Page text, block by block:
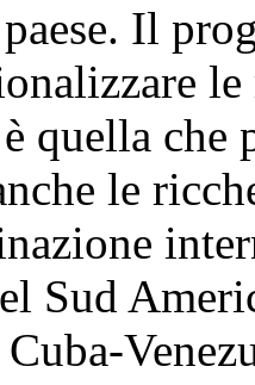
Il
quella
le
Sud